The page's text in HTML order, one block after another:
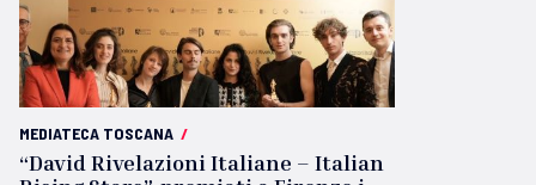
MEDIATECA TOSCANA /
“David Rivelazioni Italiane – Italian